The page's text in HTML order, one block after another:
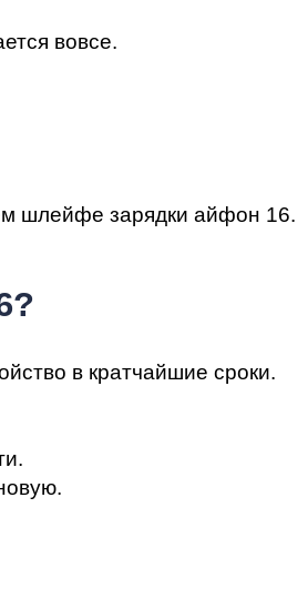
вовсе.
шлейфе зарядки айфон 16.
в кратчайшие сроки.